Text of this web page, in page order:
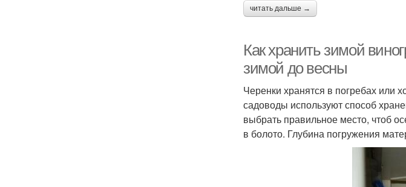
читать дальше →
Как хранить зимой
зимой до весны
Черенки хранятся в погребах или
садоводы используют способ
выбрать правильное место, чтоб
в болото. Глубина погружения